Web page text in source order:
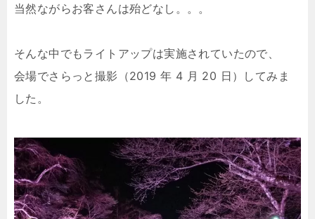
当然ながらお客さんは殆どなし。。。
そんな中でもライトアップは実施されていたので、
会場でさらっと撮影（2019 年 4 月 20 日）してみま
した。